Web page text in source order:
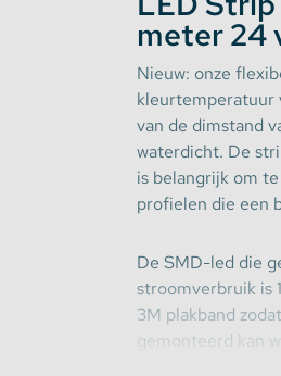
meter 24
Nieuw: onze
kleurtemperatuur
van de dimstand
waterdicht. De
is belangrijk om
profielen die een
De SMD-led die
stroomverbruik is
3M plakband
gemonteerd kan